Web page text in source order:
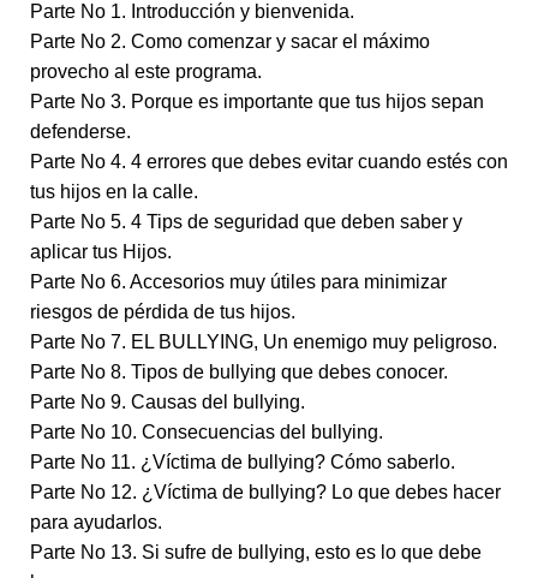
Parte No 1. Introducción y bienvenida.
Parte No 2. Como comenzar y sacar el máximo
provecho al este programa.
Parte No 3. Porque es importante que tus hijos sepan
defenderse.
Parte No 4. 4 errores que debes evitar cuando estés con
tus hijos en la calle.
Parte No 5. 4 Tips de seguridad que deben saber y
aplicar tus Hijos.
Parte No 6. Accesorios muy útiles para minimizar
riesgos de pérdida de tus hijos.
Parte No 7. EL BULLYING, Un enemigo muy peligroso.
Parte No 8. Tipos de bullying que debes conocer.
Parte No 9. Causas del bullying.
Parte No 10. Consecuencias del bullying.
Parte No 11. ¿Víctima de bullying? Cómo saberlo.
Parte No 12. ¿Víctima de bullying? Lo que debes hacer
para ayudarlos.
Parte No 13. Si sufre de bullying, esto es lo que debe